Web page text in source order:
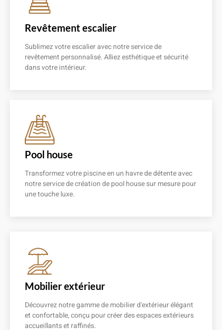
Revêtement escalier
Sublimez votre escalier avec notre service de
revêtement personnalisé. Alliez esthétique et sécurité
dans votre intérieur.
Pool house
Transformez votre piscine en un havre de détente avec
notre service de création de pool house sur mesure pour
une touche luxe.
Mobilier extérieur
Découvrez notre gamme de mobilier d'extérieur élégant
et confortable, conçu pour créer des espaces extérieurs
accueillants et raffinés.